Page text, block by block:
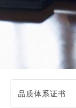
品质体系证书